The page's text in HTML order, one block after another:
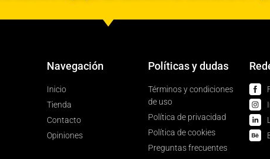
Navegación
Inicio
Tienda
Contacto
Opiniones
Políticas y dudas
Términos y condiciones
de uso
Política de privacidad
Política de cookies
Preguntas frecuentes